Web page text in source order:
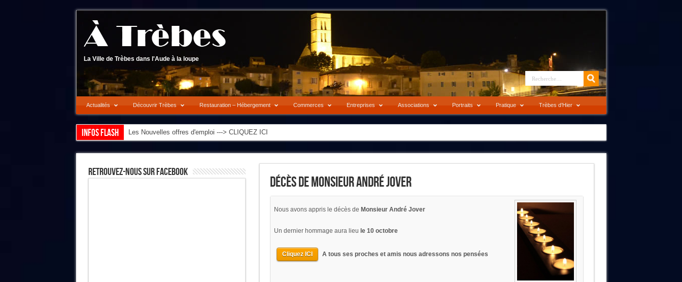
La Ville de Trèbes dans l'Aude à la loupe
Actualités Découvrir Trèbes Restauration – Hébergement Commerces Entreprises Associations Portraits Pratique Trèbes d’Hier
Infos flash Les Nouvelles offres d'emploi ---> CLIQUEZ ICI
Décès De Monsieur André Jover
Nous avons appris le décès de Monsieur André Jover
Un dernier hommage aura lieu le 10 octobre
Cliquez ICI A tous ses proches et amis nous adressons nos pensées
Retrouvez-Nous Sur Facebook